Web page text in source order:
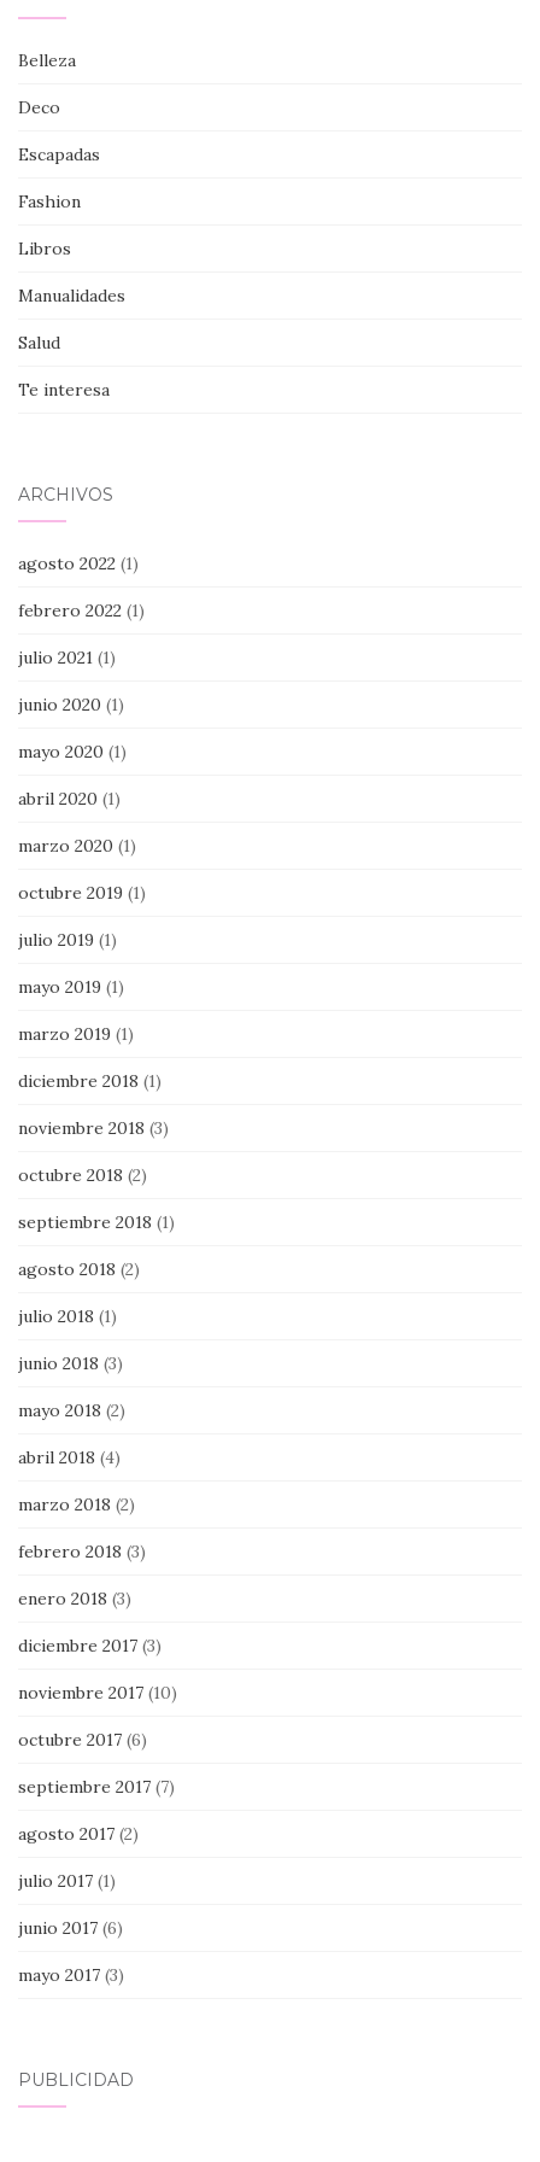
Belleza
Deco
Escapadas
Fashion
Libros
Manualidades
Salud
Te interesa
ARCHIVOS
agosto 2022 (1)
febrero 2022 (1)
julio 2021 (1)
junio 2020 (1)
mayo 2020 (1)
abril 2020 (1)
marzo 2020 (1)
octubre 2019 (1)
julio 2019 (1)
mayo 2019 (1)
marzo 2019 (1)
diciembre 2018 (1)
noviembre 2018 (3)
octubre 2018 (2)
septiembre 2018 (1)
agosto 2018 (2)
julio 2018 (1)
junio 2018 (3)
mayo 2018 (2)
abril 2018 (4)
marzo 2018 (2)
febrero 2018 (3)
enero 2018 (3)
diciembre 2017 (3)
noviembre 2017 (10)
octubre 2017 (6)
septiembre 2017 (7)
agosto 2017 (2)
julio 2017 (1)
junio 2017 (6)
mayo 2017 (3)
PUBLICIDAD